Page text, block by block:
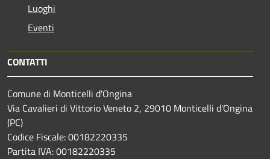
Luoghi
Eventi
CONTATTI
Comune di Monticelli d'Ongina
Via Cavalieri di Vittorio Veneto 2, 29010 Monticelli d'Ongina
(PC)
Codice Fiscale: 00182220335
Partita IVA: 00182220335